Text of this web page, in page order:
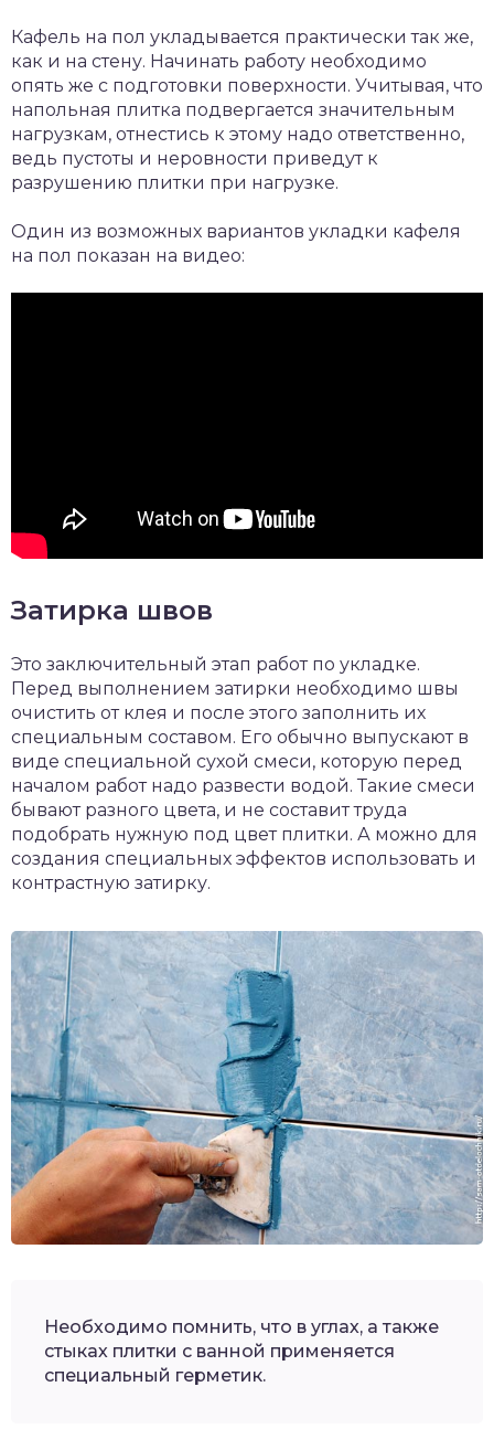
Кафель на пол укладывается практически так же,
как и на стену. Начинать работу необходимо
опять же с подготовки поверхности. Учитывая, что
напольная плитка подвергается значительным
нагрузкам, отнестись к этому надо ответственно,
ведь пустоты и неровности приведут к
разрушению плитки при нагрузке.
Один из возможных вариантов укладки кафеля
на пол показан на видео:
Затирка швов
Это заключительный этап работ по укладке.
Перед выполнением затирки необходимо швы
очистить от клея и после этого заполнить их
специальным составом. Его обычно выпускают в
виде специальной сухой смеси, которую перед
началом работ надо развести водой. Такие смеси
бывают разного цвета, и не составит труда
подобрать нужную под цвет плитки. А можно для
создания специальных эффектов использовать и
контрастную затирку.
Необходимо помнить, что в углах, а также
стыках плитки с ванной применяется
специальный герметик.